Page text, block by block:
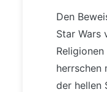
Den
Star Wars
herrschen
der hellen